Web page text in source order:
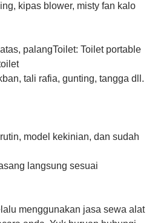
kipas blower, misty fan kalo
palangToilet: Toilet portable
tali rafia, gunting, tangga dll.
model kekinian, dan sudah
langsung sesuai
menggunakan jasa sewa alat